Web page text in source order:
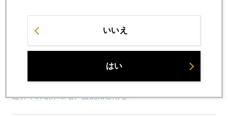
7月 8月 9月 10月 11月 12月
2014年04月28日
連休中の欧米市場、波乱にご用心
いいえ
はい